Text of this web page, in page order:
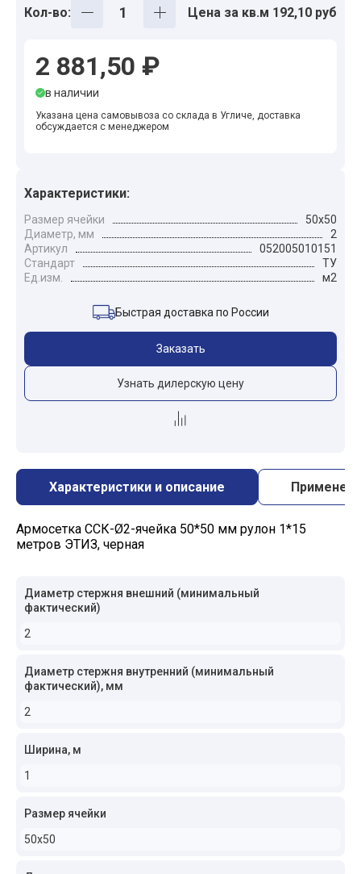
Кол-во: Цена за кв.м 192,10 руб
2 881,50 ₽
в наличии
Указана цена самовывоза со склада в Угличе, доставка
обсуждается с менеджером
Характеристики:
Размер ячейки
50x50
Диаметр, мм
2
Артикул
052005010151
Стандарт
ТУ
Ед.изм.
м2
Быстрая доставка по России
Заказать
Узнать дилерскую цену
Характеристики и описание
Армосетка ССК-Ø2-ячейка 50*50 мм рулон 1*15
метров ЭТИЗ, черная
Диаметр стержня внешний (минимальный
фактический)
2
Диаметр стержня внутренний (минимальный
фактический), мм
2
Ширина, м
1
Размер ячейки
50x50